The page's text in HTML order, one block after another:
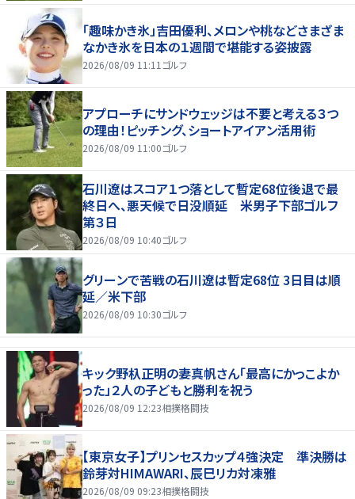
「趣味かき氷」吉田優利、メロンや桃などさまざま
なかき氷を日本の１週間で堪能する姿披露
2026/08/09 11:11 ゴルフ
アプローチにサンドウェッジは不要と考える３つ
の理由！ピッチング、ショートアイアン活用術
2026/08/09 11:00ゴルフ
石川遼はスコア１つ落として暫定68位後退で最
終日へ、悪天候で日没順延 米男子下部ゴルフ
第３日
2026/08/09 10:40ゴルフ
グリーンで苦戦の石川遼は暫定68位 3日目は順
延／米下部
2026/08/09 10:30ゴルフ
キック野杁正明の妻真帆さん「最高にかっこよか
った」２人の子どもと勝利を祝う
2026/08/09 12:23相撲格闘技
【東京女子】プリンセスカップ４強決定 準決勝は
鈴芽対HIMAWARI、辰巳リカ対凍雅
2026/08/09 09:23相撲格闘技